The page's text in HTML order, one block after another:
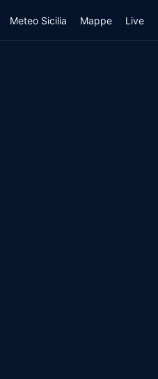
Meteo Sicilia Mappe Live